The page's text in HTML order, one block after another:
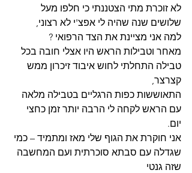
לא זוכרת מתי הצטננתי כי חלפו מעל
שלושים שנה שהיה לי אפצ'י לא רצוני,
למה אני מציינת את הצד הרפואי ?
מאחר וטבילות הראש היו אצלי חובה בכל
טבילה התחלתי לחוש איבוד זיכרון ממש
קצרצר,
התאוששות כפות הרגליים בטבילה מלאה
עם הראש לקחה לי הרבה יותר זמן כחצי
יום.
אני חוקרת את הגוף שלי מאז ומתמיד – כמי
שגדלה עם סבתא סוכרתית ועם המחשבה
שזה גנטי